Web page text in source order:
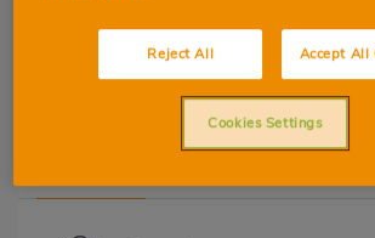
Ingredients
Reject All Accept All
Cookies Settings